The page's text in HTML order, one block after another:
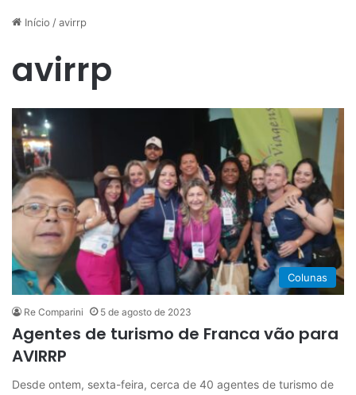
Início /avirrp
avirrp
Colunas
Re Comparini 5 de agosto de 2023
Agentes de turismo de Franca vão para
AVIRRP
Desde ontem, sexta-feira, cerca de 40 agentes de turismo de